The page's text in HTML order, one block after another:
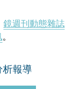
鏡週刊動態雜誌
。
報導